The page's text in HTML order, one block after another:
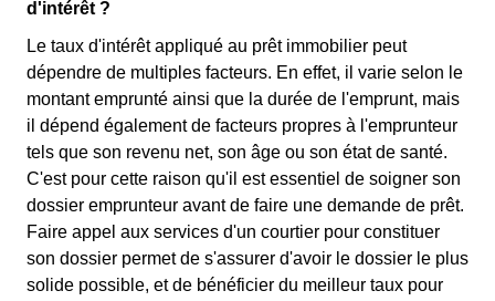
d'intérêt ?
Le taux d'intérêt appliqué au prêt immobilier peut
dépendre de multiples facteurs. En effet, il varie selon le
montant emprunté ainsi que la durée de l'emprunt, mais
il dépend également de facteurs propres à l'emprunteur
tels que son revenu net, son âge ou son état de santé.
C'est pour cette raison qu'il est essentiel de soigner son
dossier emprunteur avant de faire une demande de prêt.
Faire appel aux services d'un courtier pour constituer
son dossier permet de s'assurer d'avoir le dossier le plus
solide possible, et de bénéficier du meilleur taux pour